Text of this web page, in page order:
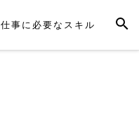
仕事に必要なスキル